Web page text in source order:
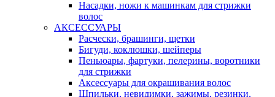
Насадки, ножи к машинкам для стрижки
волос
АКСЕССУАРЫ
Расчески, брашинги, щетки
Бигуди, коклюшки, шейперы
Пеньюары, фартуки, пелерины, воротники
для стрижки
Аксессуары для окрашивания волос
Шпильки, невидимки, зажимы, резинки,